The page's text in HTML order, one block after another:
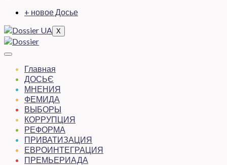
+ новое Досье
X
Главная
ДОСЬЄ
МНЕНИЯ
ФЕМИДА
ВЫБОРЫ
КОРРУПЦИЯ
РЕФОРМА
ПРИВАТИЗАЦИЯ
ЕВРОИНТЕГРАЦИЯ
ПРЕМЬЕРИАДА